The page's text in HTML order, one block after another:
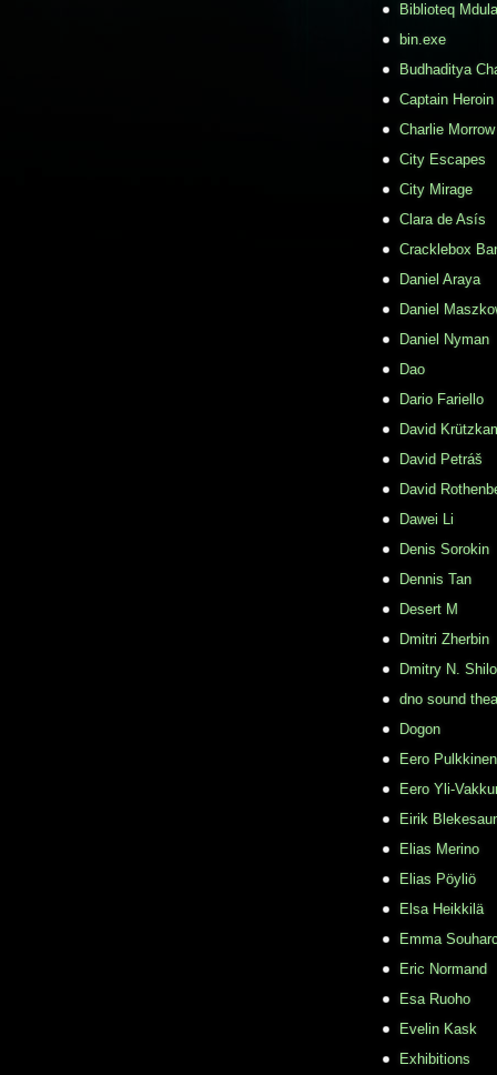
Biblioteq
bin.exe
Budhaditya
Captain Heroin
Charlie Morrow
City Escapes
City Mirage
Clara de Asís
Cracklebox
Daniel Araya
Daniel
Daniel Nyman
Dao
Dario Fariello
David
David Petráš
David
Dawei Li
Denis Sorokin
Dennis Tan
Desert M
Dmitri Zherbin
Dmitry N.
dno sound
Dogon
Eero Pulkkinen
Eero Yli-
Eirik
Elias Merino
Elias Pöyliö
Elsa Heikkilä
Emma
Eric Normand
Esa Ruoho
Evelin Kask
Exhibitions